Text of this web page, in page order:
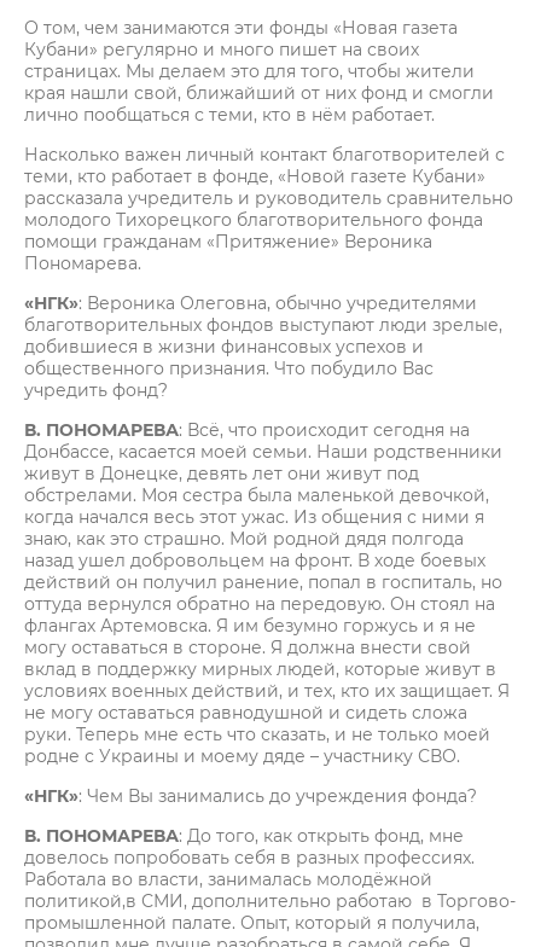
О том, чем занимаются эти фонды «Новая газета
Кубани» регулярно и много пишет на своих
страницах. Мы делаем это для того, чтобы жители
края нашли свой, ближайший от них фонд и смогли
лично пообщаться с теми, кто в нём работает.
Насколько важен личный контакт благотворителей с
теми, кто работает в фонде, «Новой газете Кубани»
рассказала учредитель и руководитель сравнительно
молодого Тихорецкого благотворительного фонда
помощи гражданам «Притяжение» Вероника
Пономарева.
«НГК»: Вероника Олеговна, обычно учредителями
благотворительных фондов выступают люди зрелые,
добившиеся в жизни финансовых успехов и
общественного признания. Что побудило Вас
учредить фонд?
В. ПОНОМАРЕВА: Всё, что происходит сегодня на
Донбассе, касается моей семьи. Наши родственники
живут в Донецке, девять лет они живут под
обстрелами. Моя сестра была маленькой девочкой,
когда начался весь этот ужас. Из общения с ними я
знаю, как это страшно. Мой родной дядя полгода
назад ушел добровольцем на фронт. В ходе боевых
действий он получил ранение, попал в госпиталь, но
оттуда вернулся обратно на передовую. Он стоял на
флангах Артемовска. Я им безумно горжусь и я не
могу оставаться в стороне. Я должна внести свой
вклад в поддержку мирных людей, которые живут в
условиях военных действий, и тех, кто их защищает. Я
не могу оставаться равнодушной и сидеть сложа
руки. Теперь мне есть что сказать, и не только моей
родне с Украины и моему дяде – участнику СВО.
«НГК»: Чем Вы занимались до учреждения фонда?
В. ПОНОМАРЕВА: До того, как открыть фонд, мне
довелось попробовать себя в разных профессиях.
Работала во власти, занималась молодёжной
политикой,в СМИ, дополнительно работаю в Торгово-
промышленной палате. Опыт, который я получила,